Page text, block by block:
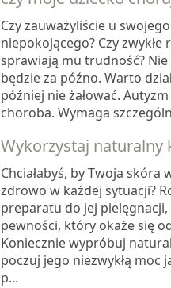
Czy zauważyliście u
niepokojącego? Czy zwykłe
sprawiają mu trudność?
będzie za późno. Warto
później nie żałować.
choroba. Wymaga
Wykorzystaj naturalny
Chciałabyś, by Twoja skóra
zdrowo w każdej sytuacji?
preparatu do jej pielęgnacji,
pewności, który okaże się
Koniecznie wypróbuj
poczuj jego niezwykłą moc
p...